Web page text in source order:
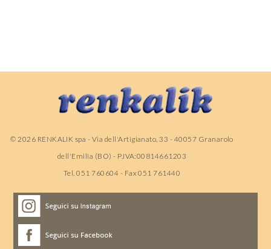
© 2026 RENKALIK spa - Via dell'Artigianato, 33 - 40057 Granarolo
dell'Emilia (BO) - P.IVA:00814661203
Tel. 051 760604 - Fax 051 761440